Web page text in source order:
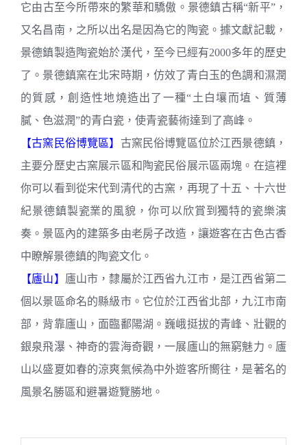
它由古至今所帶來的繁華和驕傲。景德鎮古稱“新平”，
又名昌南，之所以出名是因為它的陶瓷。據文獻記載，
景德鎮製造陶瓷始於漢代，至今已經有2000多年的歷史
了。景德鎮窯在北宋時期，仿效了青白玉的色調和濕潤
的質感，創造性地燒造出了一種“土白壤而埴、質薄
膩、色滋潤”的青白瓷，使青瓷藝術達到了高峰。
【古窯民俗博覽區】 古窯民俗博覽區位於江西景德鎮，
主要分歷史古窯展示區和陶瓷民俗展示區兩塊。在這裡
你可以看到從宋代到清代的古窯，再現了十五、十六世
紀景德鎮製瓷業的風貌，你可以欣賞到獨特的瓷樂演
奏。景區內的建築多由老房子改造，讓遊客在古色古香
中瞭解景德鎮的陶瓷文化。
【廬山】 廬山市，隸屬於江西省九江市，是江西省第二
個以景區命名的縣級市。它位於江西省北部，九江市南
部，背靠廬山，面臨鄱陽湖。巍峨挺拔的青峰、壯觀的
銀泉飛瀑、神奇的雲海奇觀，一展廬山的無窮魅力。廬
山以盛夏如春的涼爽氣候為中外遊客所嚮往，是著名的
風景名勝區和避暑遊覽勝地。